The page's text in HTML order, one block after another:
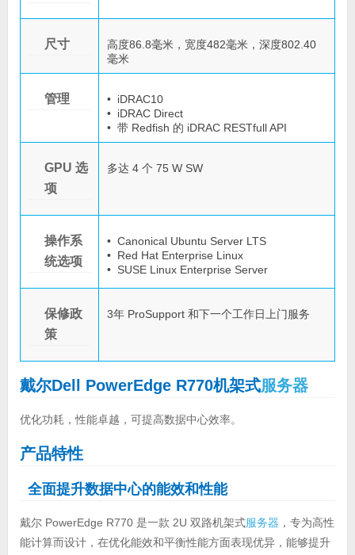
尺寸
高度86.8毫米，宽度482毫米，深度802.40
毫米
管理
• iDRAC10
• iDRAC Direct
• 带 Redfish 的 iDRAC RESTfull API
GPU 选
项
多达 4 个 75 W SW
操作系
统选项
• Canonical Ubuntu Server LTS
• Red Hat Enterprise Linux
• SUSE Linux Enterprise Server
保修政
策
3年 ProSupport 和下一个工作日上门服务
戴尔Dell PowerEdge R770机架式服务器
优化功耗，性能卓越，可提高数据中心效率。
产品特性
全面提升数据中心的能效和性能
戴尔 PowerEdge R770 是一款 2U 双路机架式服务器 ，专为高性
能计算而设计，在优化能效和平衡性能方面表现优异，能够提升